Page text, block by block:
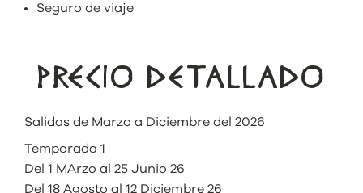
Seguro de viaje
PRECIO DETALLADO
Salidas de Marzo a Diciembre del 2026
Temporada 1
Del 1 MArzo al 25 Junio 26
Del 18 Agosto al 12 Diciembre 26